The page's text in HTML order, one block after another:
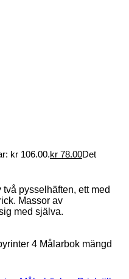
kr 106.00.kr 78.00Det
pysselhäften, ett med
Massor av
med själva.
4 Målarbok mängd